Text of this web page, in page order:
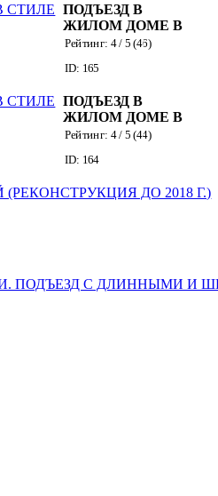
ПОДЪЕЗД В
ЖИЛОМ ДОМЕ В
СТИЛЕ "МОДЕРН"
Рейтинг: 4/ 5 (46)
ID: 165
ПОДЪЕЗД В
ЖИЛОМ ДОМЕ В
СТИЛЕ
Рейтинг: 4/ 5 (44)
ID: 164